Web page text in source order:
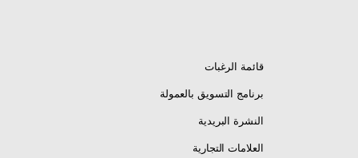
قائمة الرغبات
برنامج التسويق بالعمولة
النشرة البريدية
العلامات التجارية